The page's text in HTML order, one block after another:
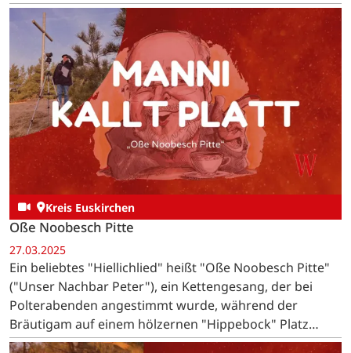
Kreis Euskirchen
Oße Noobesch Pitte
27.03.2025
Ein beliebtes "Hiellichlied" heißt "Oße Noobesch Pitte"
("Unser Nachbar Peter"), ein Kettengesang, der bei
Polterabenden angestimmt wurde, während der
Bräutigam auf einem hölzernen "Hippebock" Platz
nehmen musste.